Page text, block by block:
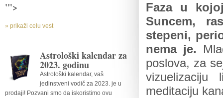
'">
» prikaži celu vest
Astrološki kalendar za
2023. godinu
Astrološki kalendar, vaš
jedinstveni vodič za 2023. je u
prodaji! Pozvani smo da iskoristimo ovu
Faza u
Suncem,
stepeni,
nema je.
poslova, za
vizuelizaciju
meditaciju